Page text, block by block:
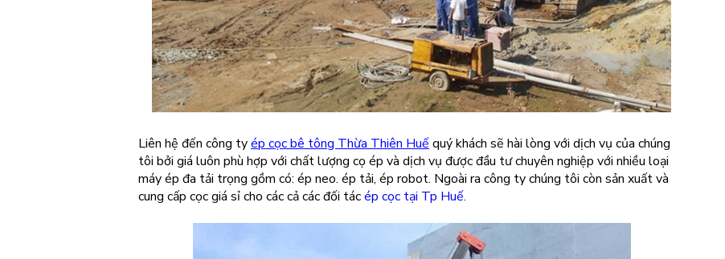
Liên hệ đến công tyép cọc bê tông Thừa Thiên Huếquý khách sẽ hài lòng với dịch vụ của chúng
tôi bởi giá luôn phù hợp với chất lượng cọ ép và dịch vụ được đầu tư chuyên nghiệp với nhiều loại
máy ép đa tải trọng gồm có: ép neo. ép tải, ép robot. Ngoài ra công ty chúng tôi còn sản xuất và
cung cấp cọc giá sỉ cho các cả các đối tácép cọc tại Tp Huế.